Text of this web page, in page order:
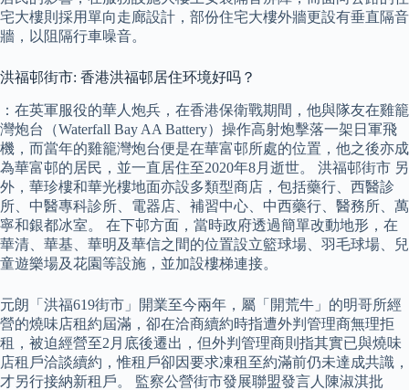
宅大樓則採用單向走廊設計，部份住宅大樓外牆更設有垂直隔音
牆，以阻隔行車噪音。
洪福邨街市: 香港洪福邨居住环境好吗？
：在英軍服役的華人炮兵，在香港保衛戰期間，他與隊友在雞籠
灣炮台（Waterfall Bay AA Battery）操作高射炮擊落一架日軍飛
機，而當年的雞籠灣炮台便是在華富邨所處的位置，他之後亦成
為華富邨的居民，並一直居住至2020年8月逝世。 洪福邨街市 另
外，華珍樓和華光樓地面亦設多類型商店，包括藥行、西醫診
所、中醫專科診所、電器店、補習中心、中西藥行、醫務所、萬
寧和銀都冰室。 在下邨方面，當時政府透過簡單改動地形，在
華清、華基、華明及華信之間的位置設立籃球場、羽毛球場、兒
童遊樂場及花園等設施，並加設樓梯連接。
元朗「洪福619街市」開業至今兩年，屬「開荒牛」的明哥所經
營的燒味店租約屆滿，卻在洽商續約時指遭外判管理商無理拒
租，被迫經營至2月底後遷出，但外判管理商則指其實已與燒味
店租戶洽談續約，惟租戶卻因要求凍租至約滿前仍未達成共識，
才另行接納新租戶。 監察公營街市發展聯盟發言人陳淑淇批